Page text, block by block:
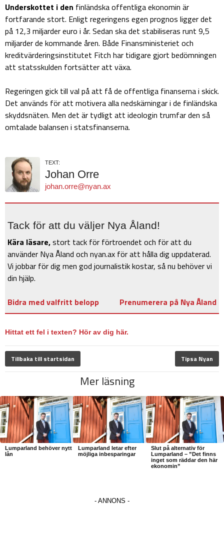
Underskottet i den finländska offentliga ekonomin är
fortfarande stort. Enligt regeringens egen prognos ligger det
på 12,3 miljarder euro i år. Sedan ska det stabiliseras runt 9,5
miljarder de kommande åren. Både Finansministeriet och
kreditvärderingsinstitutet Fitch har tidigare gjort bedömningen
att statsskulden fortsätter att växa.
Regeringen gick till val på att få de offentliga finanserna i skick.
Det används för att motivera alla nedskärningar i de finländska
skyddsnäten. Men det är tydligt att ideologin trumfar den så
omtalade balansen i statsfinanserna.
TEXT:
Johan Orre
johan.orre@nyan.ax
Tack för att du väljer Nya Åland!
Kära läsare,stort tack för förtroendet och för att du
använder Nya Åland och nyan.ax för att hålla dig uppdaterad.
Vi jobbar för dig men god journalistik kostar, så nu behöver vi
din hjälp.
Bidra med valfritt belopp
Prenumerera på Nya Åland
Hittat ett fel i texten? Hör av dig här.
Tillbaka till startsidan Tipsa Nyan
Mer läsning
Lumparland behöver nytt
lån
Lumparland letar efter
möjliga inbesparingar
Slut på alternativ för
Lumparland – ”Det finns
inget som räddar den här
ekonomin”